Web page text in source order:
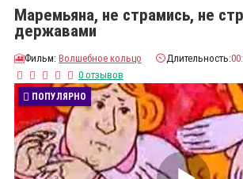
Маремьяна, не страмись, не
державами
🎦Фильм: Волшебное кольцо ⏲️Длительность:
0 отзывов
ПОПУЛЯРНО